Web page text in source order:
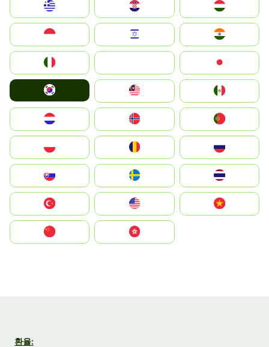
Magyarország
South Korea
United States
中國香港特別行政區
환율: